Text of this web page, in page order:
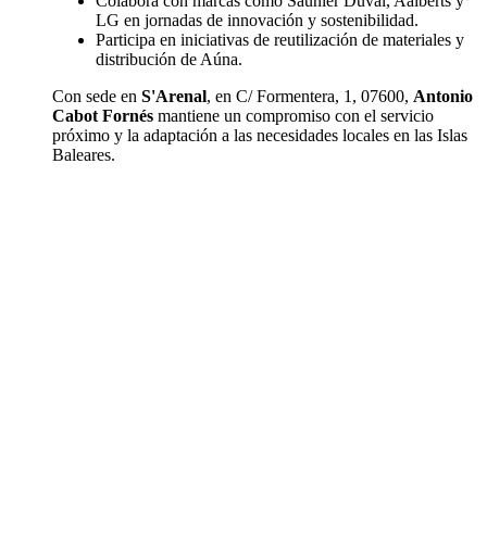
LG en jornadas de innovación y sostenibilidad.
Participa en iniciativas de reutilización de materiales y
distribución de Aúna.
Con sede en S'Arenal, en C/ Formentera, 1, 07600, Antonio
Cabot Fornés mantiene un compromiso con el servicio
próximo y la adaptación a las necesidades locales en las Islas
Baleares.